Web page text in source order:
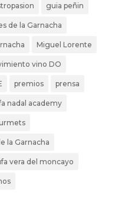
guia peñin
de la Garnacha
Miguel Lorente
vino DO
premios prensa
nadal academy
la Garnacha
vera del moncayo